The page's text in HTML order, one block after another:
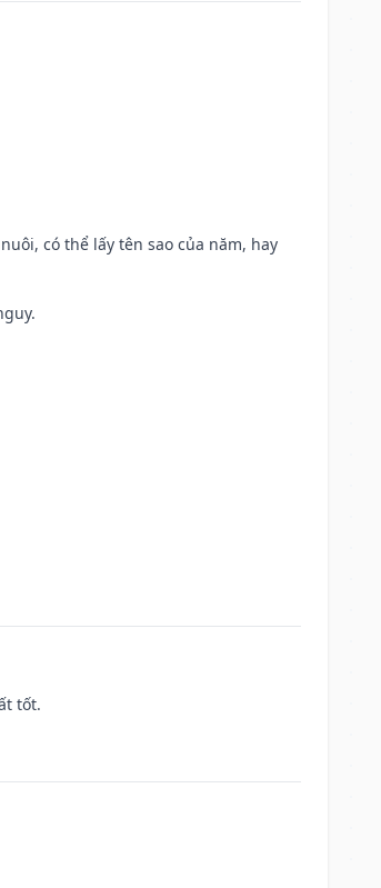
có thể lấy tên sao của năm, hay
tốt.